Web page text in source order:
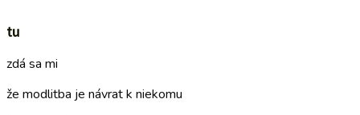
tu
zdá sa mi
že modlitba je návrat k niekomu